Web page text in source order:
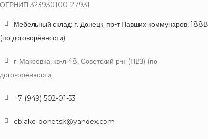
ОГРНИП 323930100127931
Мебельный склад: г. Донецк, пр-т Павших коммунаров, 188В
(по договорённости)
г. Макеевка, кв-л 48, Советский р-н (ПВЗ) (по
договорённости)
+7 (949) 502-01-53
oblako-donetsk@yandex.com